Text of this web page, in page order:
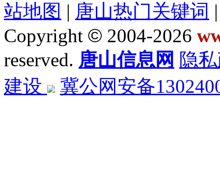
站地图 | 唐山热门关键词
Copyright © 2004-2026
reserved. 唐山信息网 隐
建设
冀公网安备